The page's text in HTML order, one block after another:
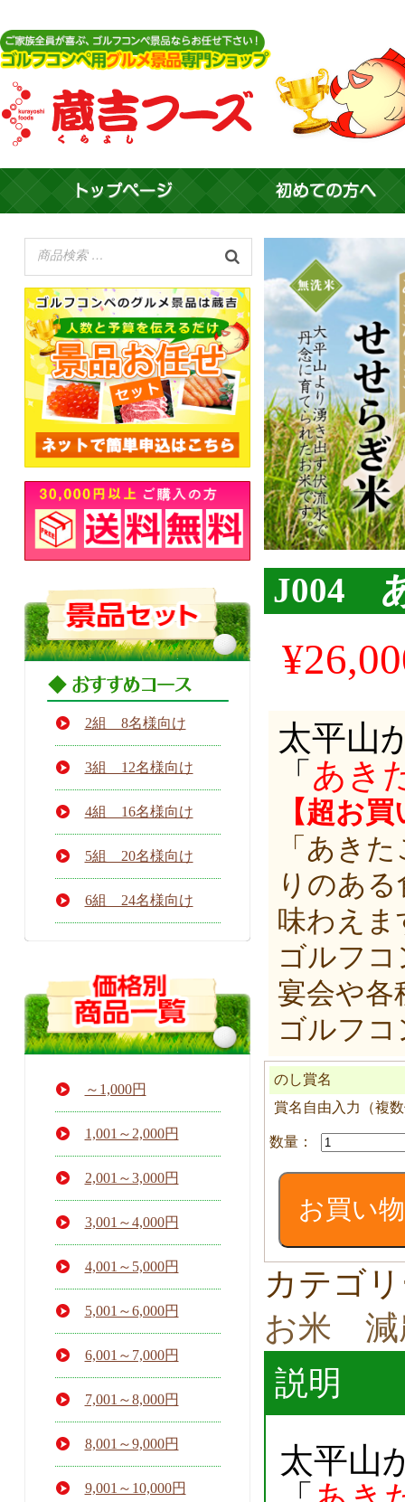
2組 8名様向け
3組 12名様向け
4組 16名様向け
5組 20名様向け
6組 24名様向け
～1,000円
1,001～2,000円
2,001～3,000円
3,001～4,000円
4,001～5,000円
5,001～6,000円
6,001～7,000円
7,001～8,000円
8,001～9,000円
9,001～10,000円
J004
¥
太平山
「 あき
【超お
「あき
りのあ
味わえま
ゴルフ
宴会や各
ゴルフ
のし賞名
賞名自由入力（複
あ
こ
ま
減
農
栽
培
せ
せ
ら
ぎ
洗
27K
お買い
カテゴ
お米 減
説明
太平山